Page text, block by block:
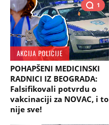
1
AKCIJA POLICIJE
POHAPŠENI MEDICINSKI
RADNICI IZ BEOGRADA:
Falsifikovali potvrdu o
vakcinaciji za NOVAC, i to
nije sve!